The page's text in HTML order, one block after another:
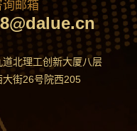
邮箱
北理工创新大厦八层
街26号院西205